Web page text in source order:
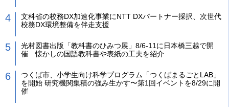
文科省の校務DX加速化事業にNTT DXパートナー採択、次世代
校務DX環境整備を伴走支援
光村図書出版「教科書のひみつ展」8/6-11に日本橋三越で開
催 懐かしの国語教科書や表紙の工夫を紹介
つくば市、小学生向け科学プログラム「つくばまるごとLAB」
を開始 研究機関集積の強み生かす〜第1回イベントを8/29に開
催